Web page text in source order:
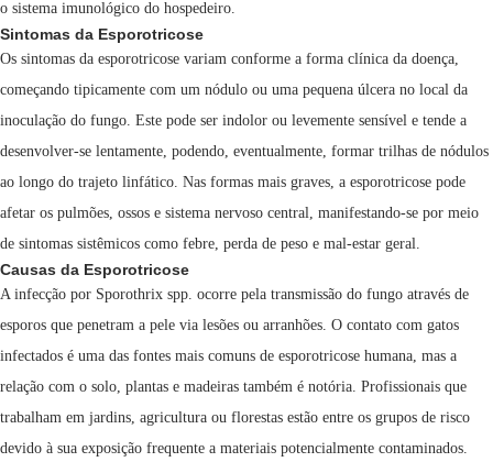
o sistema imunológico do hospedeiro.
Sintomas da Esporotricose
Os sintomas da esporotricose variam conforme a forma clínica da doença,
começando tipicamente com um nódulo ou uma pequena úlcera no local da
inoculação do fungo. Este pode ser indolor ou levemente sensível e tende a
desenvolver-se lentamente, podendo, eventualmente, formar trilhas de nódulos
ao longo do trajeto linfático. Nas formas mais graves, a esporotricose pode
afetar os pulmões, ossos e sistema nervoso central, manifestando-se por meio
de sintomas sistêmicos como febre, perda de peso e mal-estar geral.
Causas da Esporotricose
A infecção por Sporothrix spp. ocorre pela transmissão do fungo através de
esporos que penetram a pele via lesões ou arranhões. O contato com gatos
infectados é uma das fontes mais comuns de esporotricose humana, mas a
relação com o solo, plantas e madeiras também é notória. Profissionais que
trabalham em jardins, agricultura ou florestas estão entre os grupos de risco
devido à sua exposição frequente a materiais potencialmente contaminados.